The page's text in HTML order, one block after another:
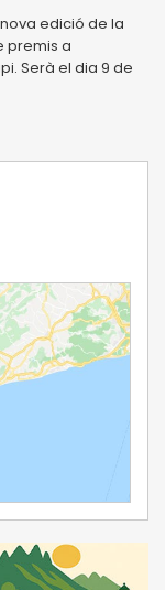
edició de la
premis a
Serà el dia 9 de